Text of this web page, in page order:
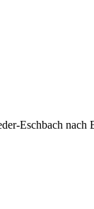
Eschbach nach